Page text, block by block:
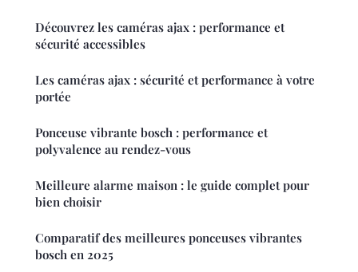
Découvrez les caméras ajax : performance et
sécurité accessibles
Les caméras ajax : sécurité et performance à votre
portée
Ponceuse vibrante bosch : performance et
polyvalence au rendez-vous
Meilleure alarme maison : le guide complet pour
bien choisir
Comparatif des meilleures ponceuses vibrantes
bosch en 2025